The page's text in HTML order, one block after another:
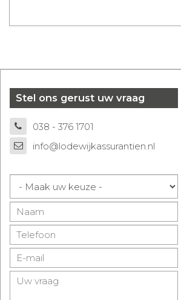
Stel ons gerust uw vraag
038 - 376 1701
info@lodewijkassurantien.nl